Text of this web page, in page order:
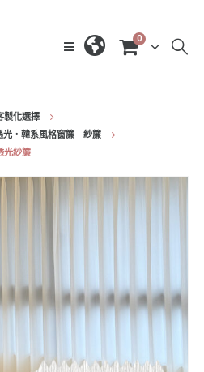
0
製化選擇
．韓系風格窗簾 紗簾
光紗簾